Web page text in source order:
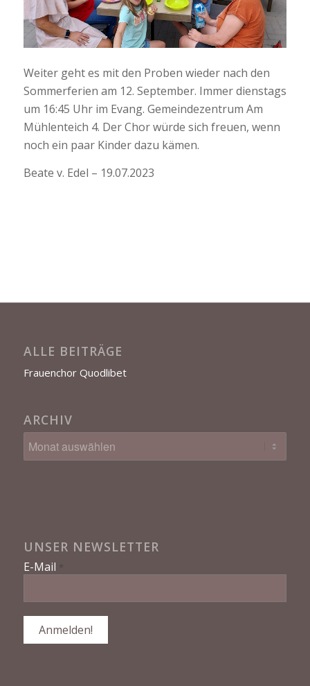
Weiter geht es mit den Proben wieder nach den
Sommerferien am 12. September. Immer dienstags
um 16:45 Uhr im Evang. Gemeindezentrum Am
Mühlenteich 4. Der Chor würde sich freuen, wenn
noch ein paar Kinder dazu kämen.
Beate v. Edel – 19.07.2023
ALLE BEITRÄGE
Frauenchor Quodlibet
ARCHIV
UNSER NEWSLETTER
E-Mail *